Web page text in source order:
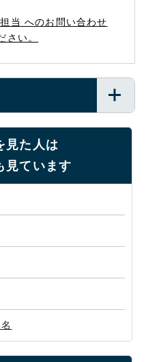
当 へのお問い合わせ
さい。
見た人は
見ています